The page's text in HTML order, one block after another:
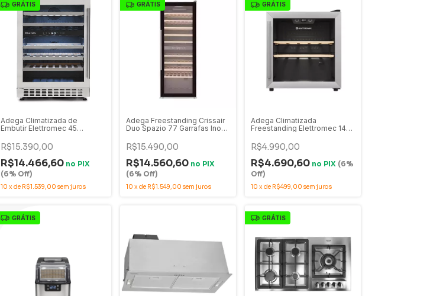
GRÁTIS
Adega Climatizada de
Embutir Elettromec 45
2BI-45-XV
R$15.390,00
R$14.466,60 no PIX
(6% Off)
10 xde R$1.539,00 sem juros
GRÁTIS
Adega Freestanding Crissair
Duo Spazio 77 Garrafas Inox
R$15.490,00
R$14.560,60 no PIX
(6% Off)
10 x de R$1.549,00 sem juros
GRÁTIS
Adega Climatizada
Freestanding Elettromec 14
R$4.990,00
R$4.690,60 no PIX (6%
Off)
10 x de R$499,00 sem juros
GRÁTIS GRÁTIS